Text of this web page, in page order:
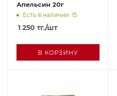
Апельсин 20г
Есть в наличии: 15
1 250 тг./шт
В КОРЗИНУ